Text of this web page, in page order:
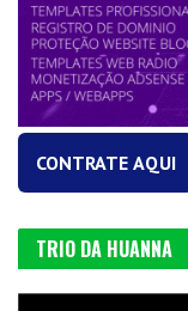
CONTRATE AQUI
TRIO DA HUANNA